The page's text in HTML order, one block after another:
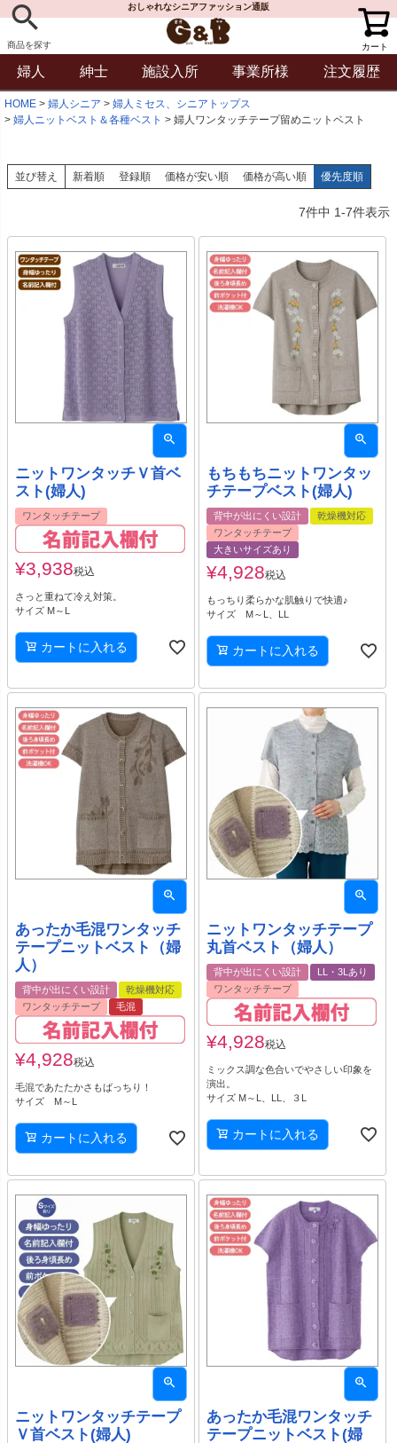
商品を探す
おしゃれなシニアファッション通販
カート
婦人 紳士 施設入所 事業所様 注文履歴
HOME 婦人シニア
婦人ミセス、シニアトップス
婦人ニットベスト＆各種ベスト
婦人ワンタッチテープ留めニットベスト
並び替え 新着順 登録順 価格が安い順 価格が高い順 優先度順
7件中 1-7件表示
ニットワンタッチＶ首ベ
スト(婦人)
ワンタッチテープ
¥3,938税込
さっと重ねて冷え対策。
サイズ M～L
カートに入れる
もちもちニットワンタッ
チテープベスト(婦人)
背中が出にくい設計
乾燥機対応
ワンタッチテープ
大きいサイズあり
¥4,928税込
もっちり柔らかな肌触りで快適♪
サイズ M～L、LL
カートに入れる
あったか毛混ワンタッチ
テープニットベスト（婦
人）
背中が出にくい設計
乾燥機対応
ワンタッチテープ
毛混
¥4,928税込
毛混であたたかさもばっちり！
サイズ M～L
カートに入れる
ニットワンタッチテープ
丸首ベスト（婦人）
背中が出にくい設計
LL・3Lあり
ワンタッチテープ
¥4,928税込
ミックス調な色合いでやさしい印象を
演出。
サイズ M～L、LL、３L
カートに入れる
ニットワンタッチテープ
Ｖ首ベスト(婦人)
あったか毛混ワンタッチ
テープニットベスト(婦